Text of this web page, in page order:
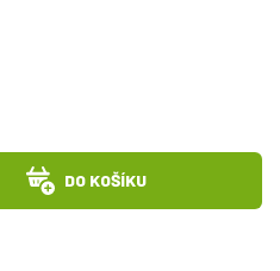
DO KOŠÍKU